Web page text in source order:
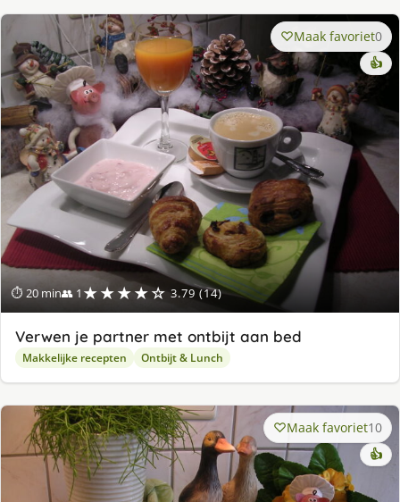
⏱ 20 min👥 1★★★★☆ 3.79 (14)
Maak favoriet0
👍
Verwen je partner met ontbijt aan bed
Makkelijke recepten Ontbijt & Lunch
Maak favoriet10
👍